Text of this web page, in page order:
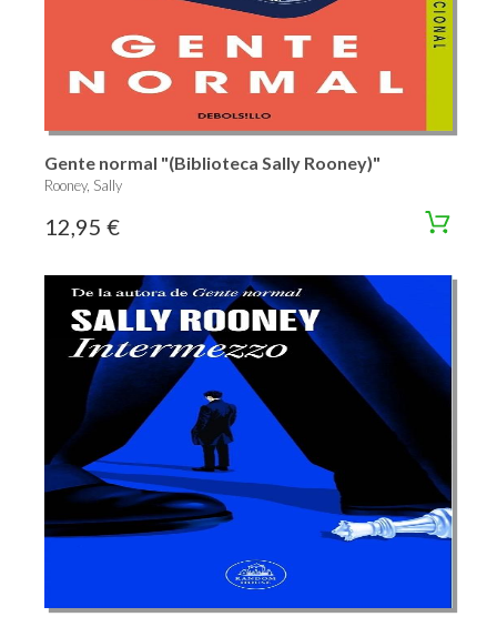
Gente normal "(Biblioteca Sally Rooney)"
Rooney, Sally
12,95 €